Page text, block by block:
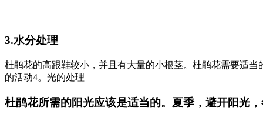
3.水分处理
杜鹃花的高跟鞋较小，并且有大量的小根茎。杜鹃花需要适
的活动4。光的处理
杜鹃花所需的阳光应该是适当的。夏季，避开阳光